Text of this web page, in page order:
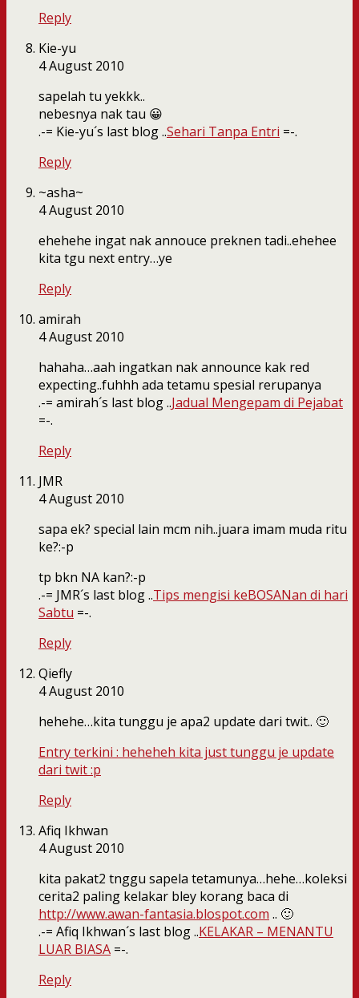
Reply
Kie-yu
4 August 2010
sapelah tu yekkk..
nebesnya nak tau 😀
.-= Kie-yu´s last blog ..Sehari Tanpa Entri =-.
Reply
~asha~
4 August 2010
ehehehe ingat nak annouce preknen tadi..ehehee
kita tgu next entry…ye
Reply
amirah
4 August 2010
hahaha…aah ingatkan nak announce kak red
expecting..fuhhh ada tetamu spesial rerupanya
.-= amirah´s last blog ..Jadual Mengepam di Pejabat
=-.
Reply
JMR
4 August 2010
sapa ek? special lain mcm nih..juara imam muda ritu
ke?:-p
tp bkn NA kan?:-p
.-= JMR´s last blog ..Tips mengisi keBOSANan di hari
Sabtu =-.
Reply
Qiefly
4 August 2010
hehehe…kita tunggu je apa2 update dari twit.. 🙂
Entry terkini : heheheh kita just tunggu je update
dari twit :p
Reply
Afiq Ikhwan
4 August 2010
kita pakat2 tnggu sapela tetamunya…hehe…koleksi
cerita2 paling kelakar bley korang baca di
http://www.awan-fantasia.blospot.com .. 🙂
.-= Afiq Ikhwan´s last blog ..KELAKAR – MENANTU
LUAR BIASA =-.
Reply